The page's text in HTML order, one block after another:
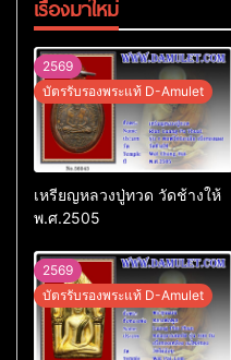
เรื่องมาใหม่
2569
บัตรรับรองพระแท้ D-Amulet
เหรียญหลวงปู่ทวด วัดช้างให้
พ.ศ.2505
2569
บัตรรับรองพระแท้ D-Amulet